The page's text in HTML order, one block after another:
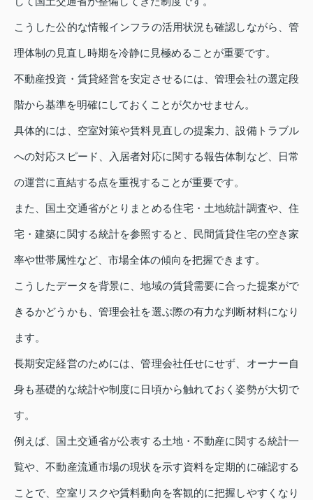
こうした公的な情報インフラの活用状況も確認しながら、管
理体制の見直し時期を冷静に見極めることが重要です。
不動産投資・賃貸経営を安定させるには、管理会社の選定段
階から基準を明確にしておくことが欠かせません。
具体的には、空室対策や賃料見直しの提案力、設備トラブル
への対応スピード、入居者対応に関する報告体制など、日常
の運営に直結する点を重視することが重要です。
また、国土交通省がとりまとめる住宅・土地統計調査や、住
宅・建築に関する統計を参照すると、民間賃貸住宅の空き家
率や世帯属性など、市場全体の傾向を把握できます。
こうしたデータを背景に、地域の賃貸需要に合った提案がで
きるかどうかも、管理会社を選ぶ際の有力な判断材料になり
ます。
長期安定経営のためには、管理会社任せにせず、オーナー自
身も基礎的な統計や制度に日頃から触れておく姿勢が大切で
す。
例えば、国土交通省が公表する土地・不動産に関する統計一
覧や、不動産流通市場の現状を示す資料を定期的に確認する
ことで、空室リスクや賃料動向を客観的に把握しやすくなり